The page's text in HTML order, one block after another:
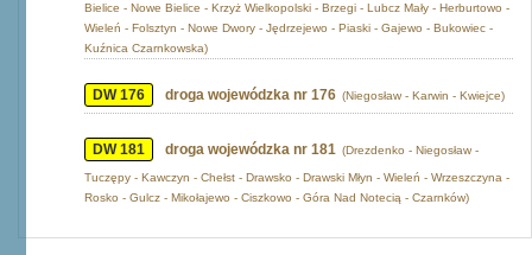
Bielice - Nowe Bielice - Krzyż Wielkopolski - Brzegi - Lubcz Mały - Herburtowo -
Wieleń - Folsztyn - Nowe Dwory - Jędrzejewo - Piaski - Gajewo - Bukowiec -
Kuźnica Czarnkowska)
DW 176 droga wojewódzka nr 176 (Niegosław - Karwin - Kwiejce)
DW 181 droga wojewódzka nr 181 (Drezdenko - Niegosław -
Tuczępy - Kawczyn - Chełst - Drawsko - Drawski Młyn - Wieleń - Wrzeszczyna -
Rosko - Gulcz - Mikołajewo - Ciszkowo - Góra Nad Notecią - Czarnków)